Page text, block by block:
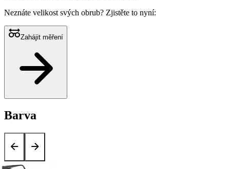
Neznáte velikost svých obrub? Zjistěte to nyní:
Zahájit měření
Barva